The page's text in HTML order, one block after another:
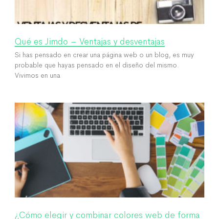
Qué es Jimdo – Ventajas y desventajas
Si has pensado en crear una página web o un blog, es muy
probable que hayas pensado en el diseño del mismo.
Vivimos en una
¿Cómo elegir y combinar colores web de forma